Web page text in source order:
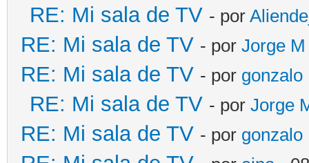
RE: Mi sala de TV - por
RE: Mi sala de TV - por Jorge M
RE: Mi sala de TV - por gonzalo
RE: Mi sala de TV - por Jorge
RE: Mi sala de TV - por gonzalo